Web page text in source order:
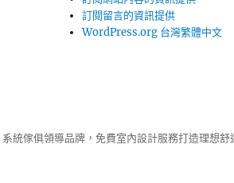
訂閱留言的資訊提供
WordPress.org 台灣繁體中文
系統傢俱領導品牌，免費室內設計服務打造理想舒